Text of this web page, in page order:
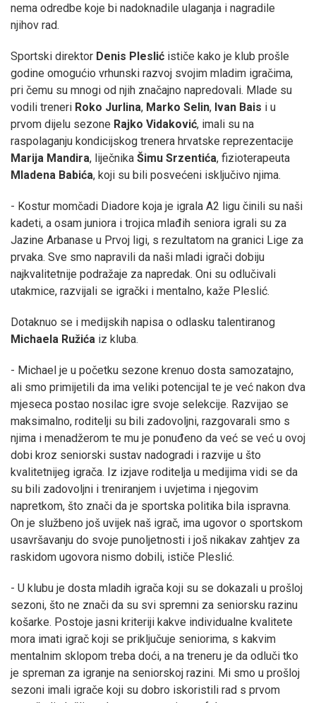
nema odredbe koje bi nadoknadile ulaganja i nagradile
njihov rad.
Sportski direktor Denis Pleslić ističe kako je klub prošle
godine omogućio vrhunski razvoj svojim mladim igračima,
pri čemu su mnogi od njih značajno napredovali. Mlade su
vodili treneri Roko Jurlina, Marko Selin, Ivan Bais i u
prvom dijelu sezone Rajko Vidaković, imali su na
raspolaganju kondicijskog trenera hrvatske reprezentacije
Marija Mandira, liječnika Šimu Srzentića, fizioterapeuta
Mladena Babića, koji su bili posvećeni isključivo njima.
- Kostur momčadi Diadore koja je igrala A2 ligu činili su naši
kadeti, a osam juniora i trojica mlađih seniora igrali su za
Jazine Arbanase u Prvoj ligi, s rezultatom na granici Lige za
prvaka. Sve smo napravili da naši mladi igrači dobiju
najkvalitetnije podražaje za napredak. Oni su odlučivali
utakmice, razvijali se igrački i mentalno, kaže Pleslić.
Dotaknuo se i medijskih napisa o odlasku talentiranog
Michaela Ružića iz kluba.
- Michael je u početku sezone krenuo dosta samozatajno,
ali smo primijetili da ima veliki potencijal te je već nakon dva
mjeseca postao nosilac igre svoje selekcije. Razvijao se
maksimalno, roditelji su bili zadovoljni, razgovarali smo s
njima i menadžerom te mu je ponuđeno da već se već u ovoj
dobi kroz seniorski sustav nadogradi i razvije u što
kvalitetnijeg igrača. Iz izjave roditelja u medijima vidi se da
su bili zadovoljni i treniranjem i uvjetima i njegovim
napretkom, što znači da je sportska politika bila ispravna.
On je službeno još uvijek naš igrač, ima ugovor o sportskom
usavršavanju do svoje punoljetnosti i još nikakav zahtjev za
raskidom ugovora nismo dobili, ističe Pleslić.
- U klubu je dosta mladih igrača koji su se dokazali u prošloj
sezoni, što ne znači da su svi spremni za seniorsku razinu
košarke. Postoje jasni kriteriji kakve individualne kvalitete
mora imati igrač koji se priključuje seniorima, s kakvim
mentalnim sklopom treba doći, a na treneru je da odluči tko
je spreman za igranje na seniorskoj razini. Mi smo u prošloj
sezoni imali igrače koji su dobro iskoristili rad s prvom